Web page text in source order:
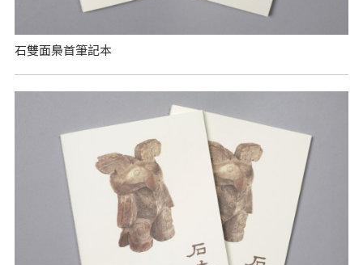
石雙面梟首筆記本